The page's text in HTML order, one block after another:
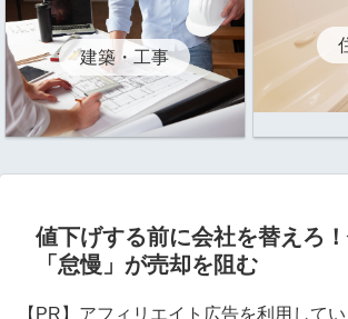
建築・工事
値下げする前に会社を替えろ
「怠慢」が売却を阻む
【PR】アフィリエイト広告を利用して